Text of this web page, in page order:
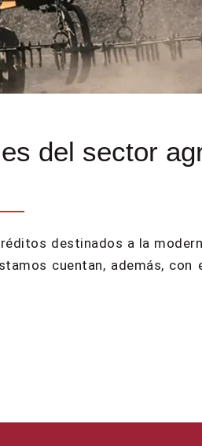
del sector
destinados a la
cuentan, además, con